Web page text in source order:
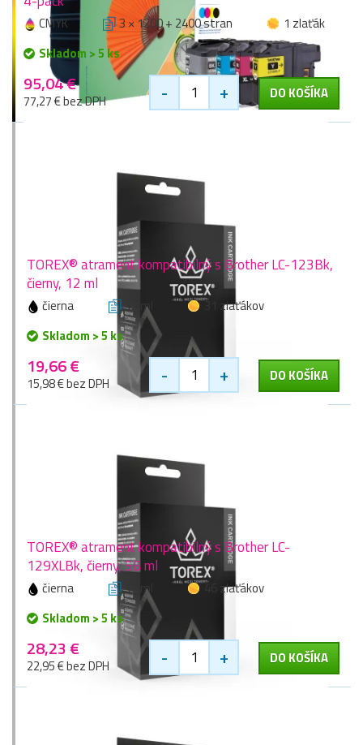
CMYK 3 × 1200 + 2400 stran
1 zlaťák
Skladom > 5 ks
95,04 €
77,27 € bez DPH - + DO KOŠÍKA
TOREX® atrament kompatibilný s Brother LC-123Bk,
čierny, 12 ml
čierna 12 ml
31 zlaťákov
Skladom > 5 ks
19,66 €
15,98 € bez DPH - + DO KOŠÍKA
TOREX® atrament kompatibilný s Brother LC-
129XLBk, čierny, 56 ml
čierna 56 ml
46 zlaťákov
Skladom > 5 ks
28,23 €
22,95 € bez DPH - + DO KOŠÍKA